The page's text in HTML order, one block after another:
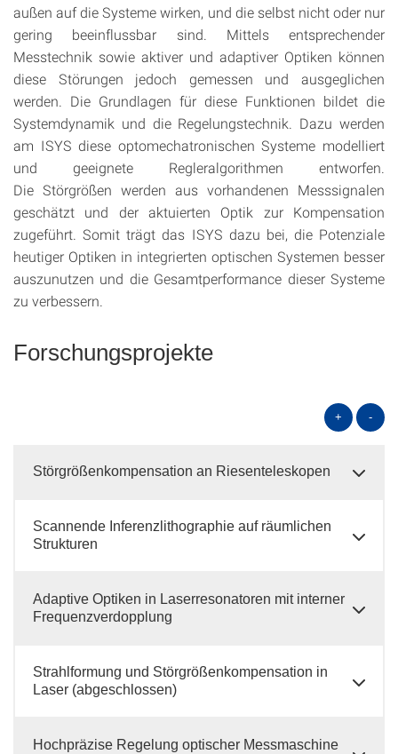
außen auf die Systeme wirken, und die selbst nicht oder nur
gering beeinflussbar sind. Mittels entsprechender
Messtechnik sowie aktiver und adaptiver Optiken können
diese Störungen jedoch gemessen und ausgeglichen
werden. Die Grundlagen für diese Funktionen bildet die
Systemdynamik und die Regelungstechnik. Dazu werden
am ISYS diese optomechatronischen Systeme modelliert
und geeignete Regleralgorithmen entworfen.
Die Störgrößen werden aus vorhandenen Messsignalen
geschätzt und der aktuierten Optik zur Kompensation
zugeführt. Somit trägt das ISYS dazu bei, die Potenziale
heutiger Optiken in integrierten optischen Systemen besser
auszunutzen und die Gesamtperformance dieser Systeme
zu verbessern.
Forschungsprojekte
+ -
Störgrößenkompensation an Riesenteleskopen
Scannende Inferenzlithographie auf räumlichen
Strukturen
Adaptive Optiken in Laserresonatoren mit interner
Frequenzverdopplung
Strahlformung und Störgrößenkompensation in
Laser (abgeschlossen)
Hochpräzise Regelung optischer Messmaschine